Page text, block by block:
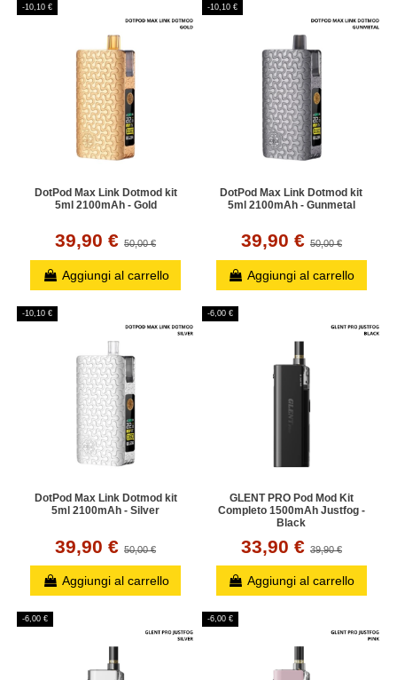
-10,10 €
DotPod Max Link Dotmod kit
5ml 2100mAh - Gold
39,90 €50,00 €
Aggiungi al carrello
-10,10 €
DotPod Max Link Dotmod kit
5ml 2100mAh - Gunmetal
39,90 € 50,00 €
Aggiungi al carrello
-10,10 €
DotPod Max Link Dotmod kit
5ml 2100mAh - Silver
39,90 €50,00 €
Aggiungi al carrello
-6,00 €
GLENT PRO Pod Mod Kit
Completo 1500mAh Justfog -
Black
33,90 € 39,90 €
Aggiungi al carrello
-6,00 € -6,00 €